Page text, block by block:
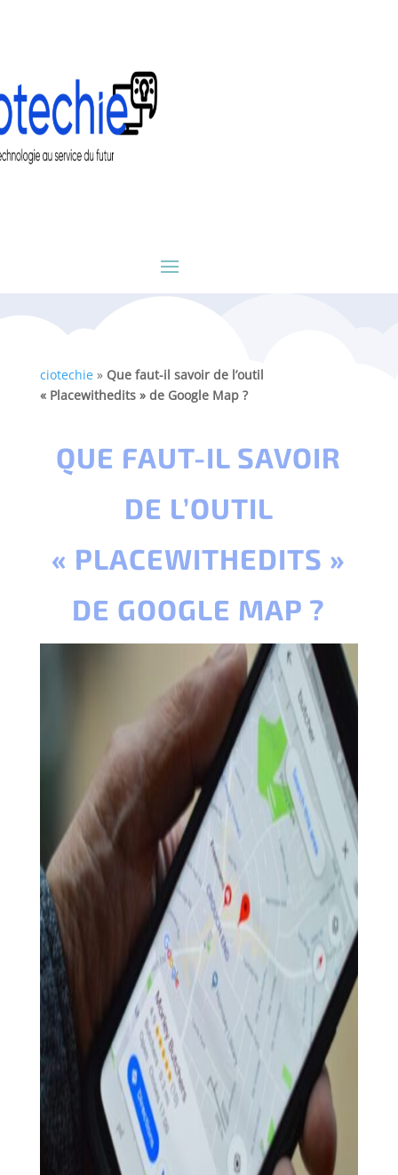
ciotechie» Que faut-il savoir de l’outil
« Placewithedits » de Google Map ?
QUE FAUT-IL SAVOIR
DE L’OUTIL
« PLACEWITHEDITS »
DE GOOGLE MAP ?